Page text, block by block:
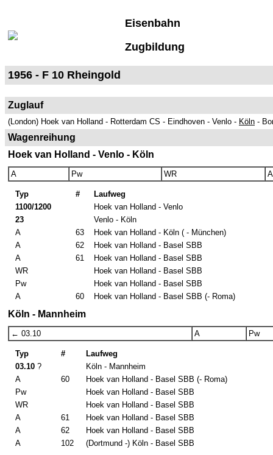
Eisenbahn
Zugbildung
1956 - F 10 Rheingold
Zuglauf
(London) Hoek van Holland - Rotterdam CS - Eindhoven - Venlo - Köln -
Wagenreihung
Hoek van Holland - Venlo - Köln
A Pw WR A
Typ #
Laufweg
1100/1200
Hoek van Holland - Venlo
23
Venlo - Köln
A
63
Hoek van Holland - Köln ( - München)
A
62
Hoek van Holland - Basel SBB
A
61
Hoek van Holland - Basel SBB
WR
Hoek van Holland - Basel SBB
Pw
Hoek van Holland - Basel SBB
A
60 Hoek van Holland - Basel SBB (- Roma)
Köln - Mannheim
← 03.10 A Pw
Typ #
Laufweg
03.10 ?
Köln - Mannheim
A
60
Hoek van Holland - Basel SBB (- Roma)
Pw
Hoek van Holland - Basel SBB
WR
Hoek van Holland - Basel SBB
A
61
Hoek van Holland - Basel SBB
A
62
Hoek van Holland - Basel SBB
A
102 (Dortmund -) Köln - Basel SBB